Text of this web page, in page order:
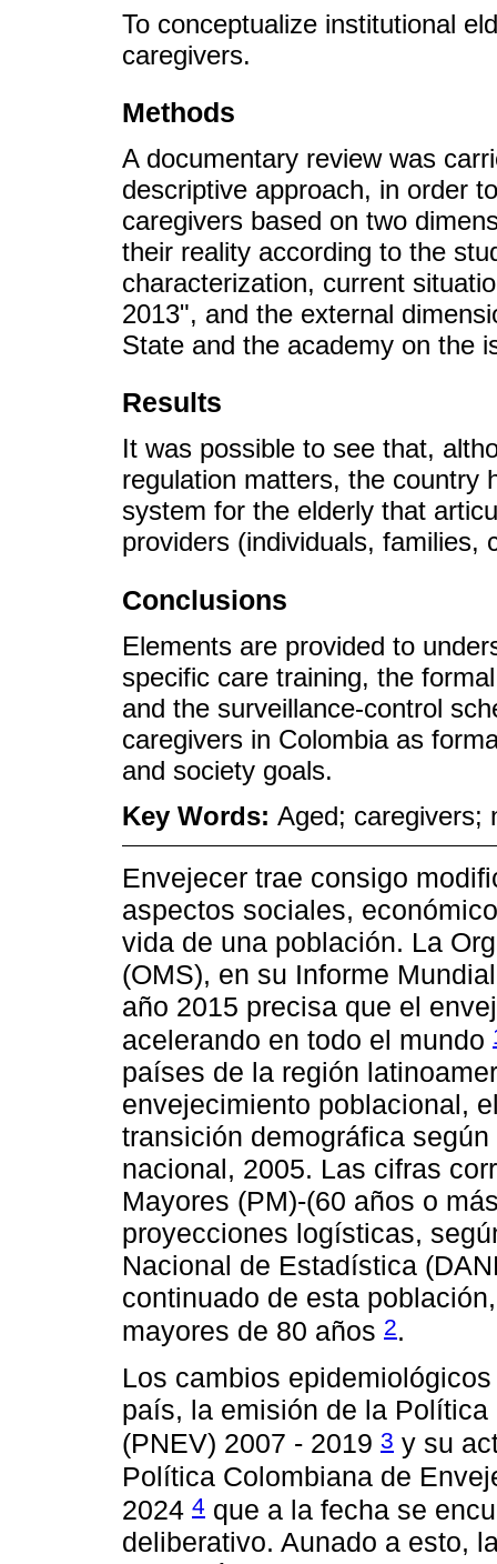
To conceptualize institutional
caregivers.
Methods
A documentary review was
descriptive approach, in order
caregivers based on two
their reality according to the
characterization, current
2013", and the external
State and the academy on the
Results
It was possible to see that,
regulation matters, the country
system for the elderly that
providers (individuals, families,
Conclusions
Elements are provided to
specific care training, the
and the surveillance-control
caregivers in Colombia as
and society goals.
Key Words: Aged; caregivers;
Envejecer trae consigo
aspectos sociales,
vida de una población. La
(OMS), en su Informe
año 2015 precisa que el
acelerando en todo el mundo
países de la región
envejecimiento poblacional,
transición demográfica
nacional, 2005. Las cifras
Mayores (PM)-(60 años o
proyecciones logísticas,
Nacional de Estadística
continuado de esta
mayores de 80 años 2.
Los cambios
país, la emisión de la
(PNEV) 2007 - 2019 3 y su
Política Colombiana de
2024 4 que a la fecha se
deliberativo. Aunado a esto,